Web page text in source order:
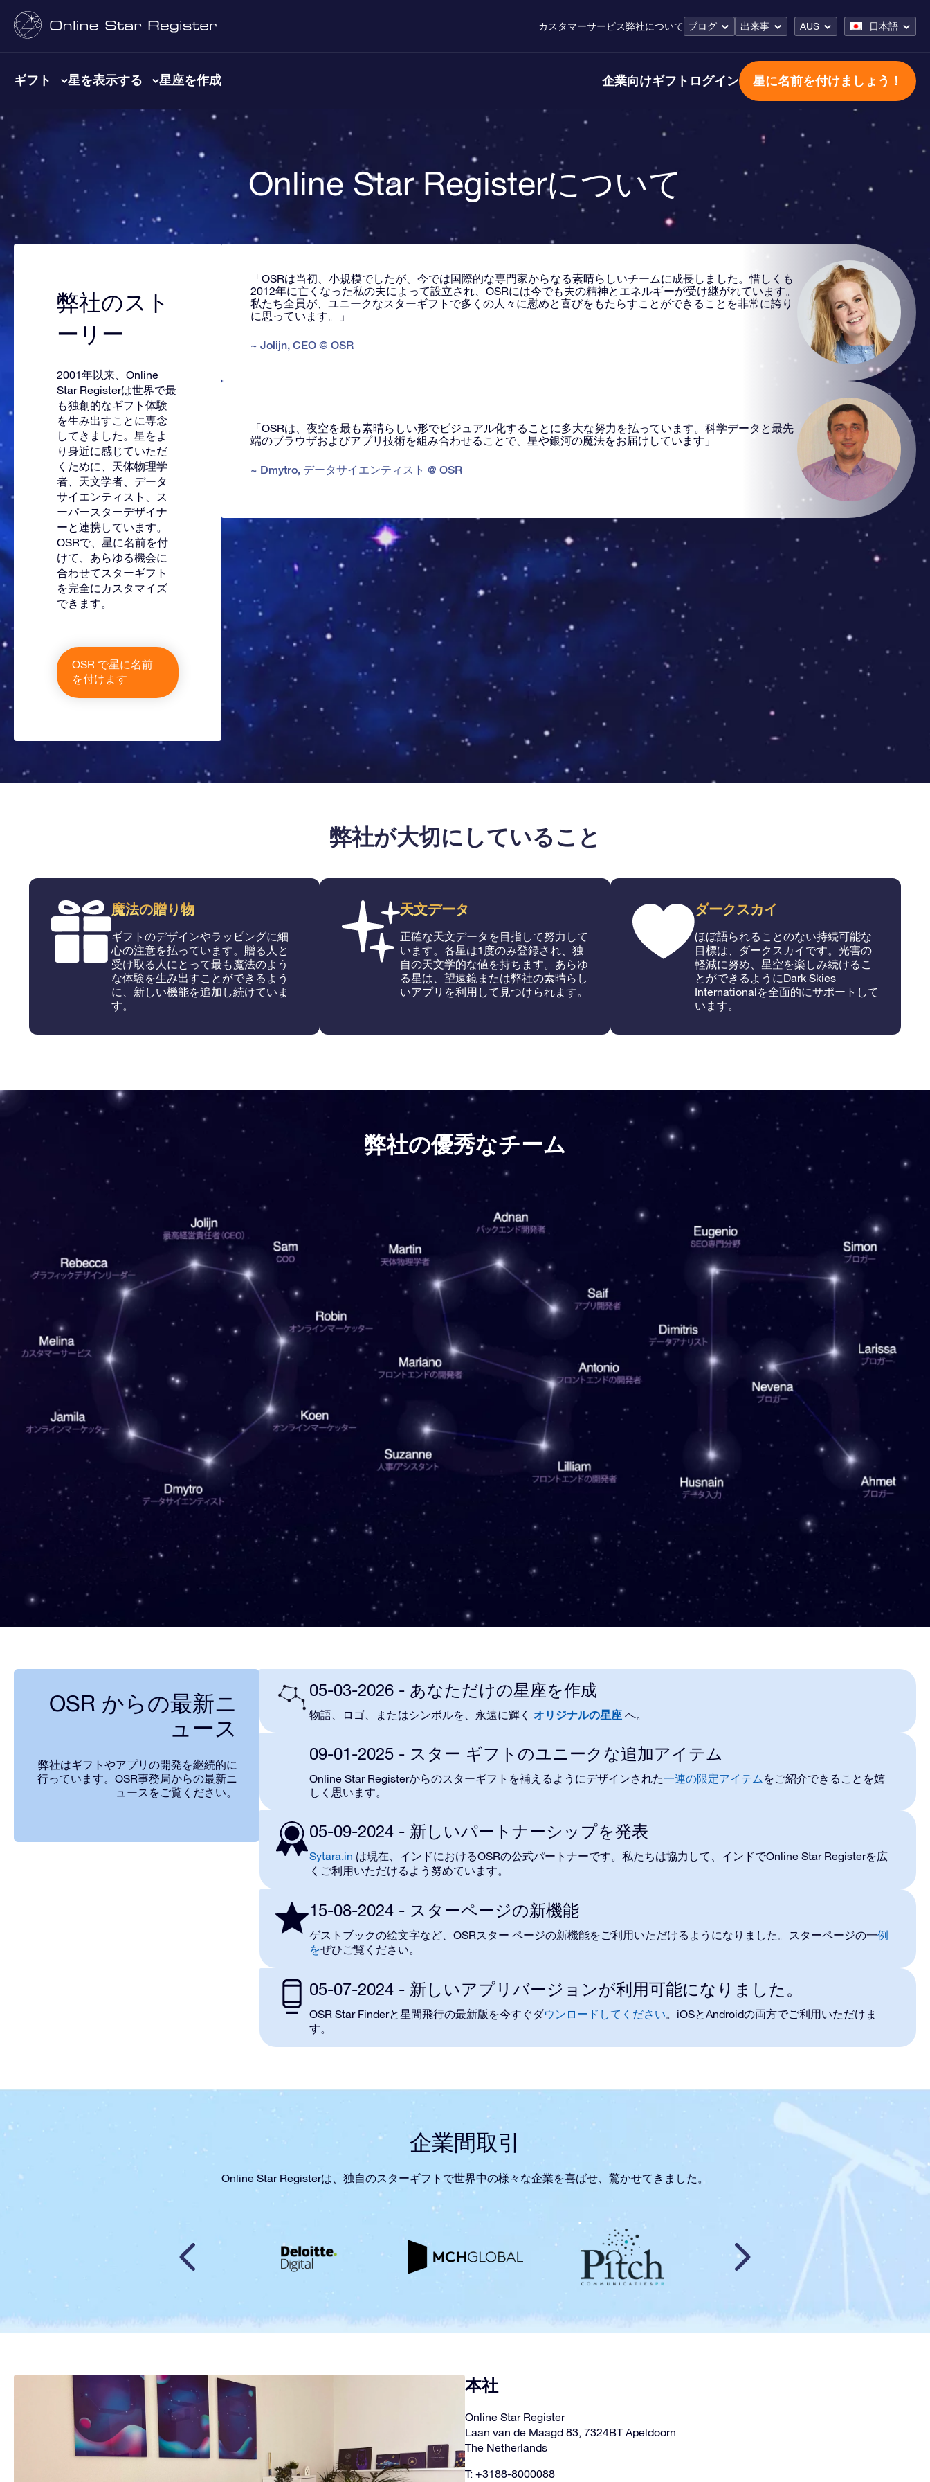
カスタマーサービス弊社について ブログ 出来事 AUS 日本語
ギフト 星を表示する 星座を作成 企業向けギフト ログイン 星に名前を付けましょう！
Online Star Registerについて
弊社のスト
ーリー
2001年以来、Online
Star Registerは世界で最
も独創的なギフト体験
を生み出すことに専念
してきました。星をよ
り身近に感じていただ
くために、天体物理学
者、天文学者、データ
サイエンティスト、ス
ーパースターデザイナ
ーと連携しています。
OSRで、星に名前を付
けて、あらゆる機会に
合わせてスターギフト
を完全にカスタマイズ
できます。
OSR で星に名前
を付けます
「OSRは当初、小規模でしたが、今では国際的な専門家からなる素晴らしいチームに成長しました。惜しくも
2012年に亡くなった私の夫によって設立され、OSRには今でも夫の精神とエネルギーが受け継がれています。
私たち全員が、ユニークなスターギフトで多くの人々に慰めと喜びをもたらすことができることを非常に誇り
に思っています。」
~ Jolijn, CEO @ OSR
「OSRは、夜空を最も素晴らしい形でビジュアル化することに多大な努力を払っています。科学データと最先
端のブラウザおよびアプリ技術を組み合わせることで、星や銀河の魔法をお届けしています」
~ Dmytro, データサイエンティスト @ OSR
弊社が大切にしていること
魔法の贈り物
ギフトのデザインやラッピングに細
心の注意を払っています。贈る人と
受け取る人にとって最も魔法のよう
な体験を生み出すことができるよう
に、新しい機能を追加し続けていま
す。
天文データ
正確な天文データを目指して努力して
います。各星は1度のみ登録され、独
自の天文学的な値を持ちます。あらゆ
る星は、望遠鏡または弊社の素晴らし
いアプリを利用して見つけられます。
ダークスカイ
ほぼ語られることのない持続可能な
目標は、ダークスカイです。光害の
軽減に努め、星空を楽しみ続けるこ
とができるようにDark Skies
Internationalを全面的にサポートして
います。
弊社の優秀なチーム
OSR からの最新ニ
ュース
弊社はギフトやアプリの開発を継続的に
行っています。OSR事務局からの最新ニ
ュースをご覧ください。
05-03-2026 - あなただけの星座を作成
物語、ロゴ、またはシンボルを、永遠に輝く オリジナルの星座へ。
09-01-2025 - スター ギフトのユニークな追加アイテム
Online Star Registerからのスターギフトを補えるようにデザインされた一連の限定アイテム をご紹介できることを嬉
しく思います。
05-09-2024 - 新しいパートナーシップを発表
Sytara.in は現在、インドにおけるOSRの公式パートナーです。私たちは協力して、 インドでOnline Star Registerを広
く ご利用いただけるよう 努めています。
15-08-2024 - スターページの新機能
ゲストブックの絵文字など、 OSRスター ページの新機能をご利用いただけるようになりました 。スターページの一例
をぜひご覧ください。
05-07-2024 - 新しいアプリバージョンが利用可能になりました。
OSR Star Finderと星間飛行の最新版 を今すぐダウンロードしてください。 iOSとAndroidの両方でご利用 いただけま
す。
企業間取引
Online Star Registerは、独自のスターギフトで世界中の様々な企業を喜ばせ、驚かせてきました。
本社
Online Star Register
Laan van de Maagd 83, 7324BT Apeldoorn
The Netherlands
T: +3188-8000088